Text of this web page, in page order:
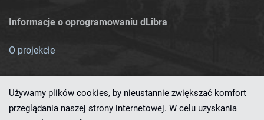
Informacje o oprogramowaniu dLibra
O projekcie
Używamy plików cookies, by nieustannie zwiększać komfort
przeglądania naszej strony internetowej. W celu uzyskania